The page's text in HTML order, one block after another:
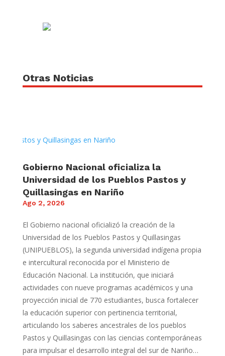
Otras Noticias
Gobierno Nacional oficializa la
Universidad de los Pueblos Pastos y
Quillasingas en Nariño
Ago 2, 2026
El Gobierno nacional oficializó la creación de la
Universidad de los Pueblos Pastos y Quillasingas
(UNIPUEBLOS), la segunda universidad indígena propia
e intercultural reconocida por el Ministerio de
Educación Nacional. La institución, que iniciará
actividades con nueve programas académicos y una
proyección inicial de 770 estudiantes, busca fortalecer
la educación superior con pertinencia territorial,
articulando los saberes ancestrales de los pueblos
Pastos y Quillasingas con las ciencias contemporáneas
para impulsar el desarrollo integral del sur de Nariño…